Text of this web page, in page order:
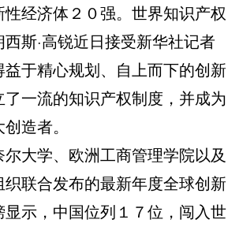
经济体２０强。世界知识产权
斯·高锐近日接受新华社记者
于精心规划、自上而下的创新
一流的知识产权制度，并成为
造者。
大学、欧洲工商管理学院以及
联合发布的最新年度全球创新
示，中国位列１７位，闯入世